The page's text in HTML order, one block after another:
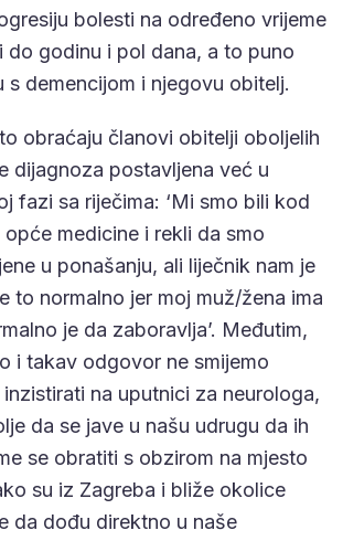
bolesti na određeno vrijeme
do godinu i pol dana, a to puno
s demencijom i njegovu obitelj.
obraćaju članovi obitelji oboljelih
dijagnoza postavljena već u
fazi sa riječima: ‘Mi smo bili kod
medicine i rekli da smo
u ponašanju, ali liječnik nam je
to normalno jer moj muž/žena ima
je da zaboravlja’. Međutim,
i takav odgovor ne smijemo
na uputnici za neurologa,
da se jave u našu udrugu da ih
se obratiti s obzirom na mjesto
su iz Zagreba i bliže okolice
da dođu direktno u naše